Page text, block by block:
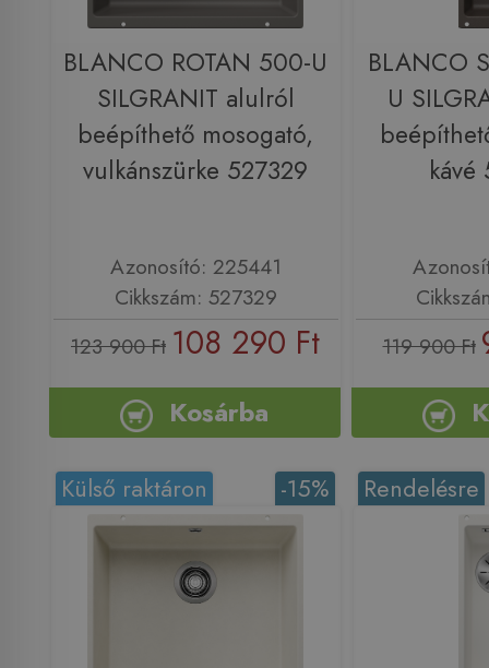
BLANCO ROTAN 500-U
SILGRANIT alulról
beépíthető mosogató,
vulkánszürke 527329
Azonosító: 225441
Cikkszám: 527329
123 900 Ft 108 290 Ft
Kosárba
BLANCO
U
kávé
119 900 Ft
-15%
Külső raktáron Rendelésre